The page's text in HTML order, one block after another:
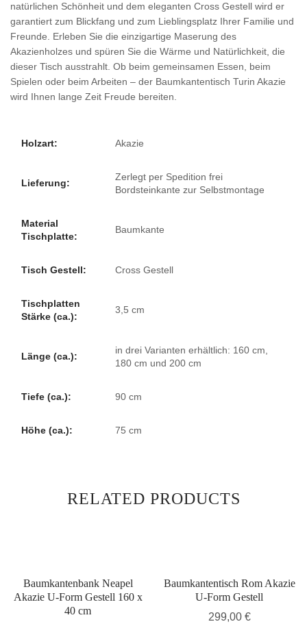
natürlichen Schönheit und dem eleganten Cross Gestell wird er
garantiert zum Blickfang und zum Lieblingsplatz Ihrer Familie und
Freunde. Erleben Sie die einzigartige Maserung des
Akazienholzes und spüren Sie die Wärme und Natürlichkeit, die
dieser Tisch ausstrahlt. Ob beim gemeinsamen Essen, beim
Spielen oder beim Arbeiten – der Baumkantentisch Turin Akazie
wird Ihnen lange Zeit Freude bereiten.
Holzart: Akazie
Lieferung:
Zerlegt per Spedition frei
Bordsteinkante zur Selbstmontage
Material
Tischplatte:
Baumkante
Tisch Gestell: Cross Gestell
Tischplatten
Stärke (ca.):
3,5 cm
Länge (ca.):
in drei Varianten erhältlich: 160 cm,
180 cm und 200 cm
Tiefe (ca.): 90 cm
Höhe (ca.): 75 cm
RELATED PRODUCTS
Baumkantenbank Neapel
Akazie U-Form Gestell 160 x
40 cm
Baumkantentisch Rom Akazie
U-Form Gestell
299,00 €